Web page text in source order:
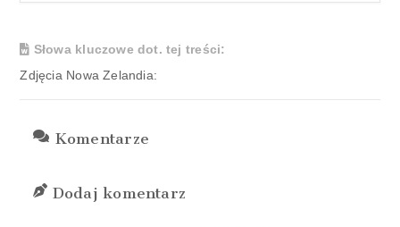
Słowa kluczowe dot. tej treści:
Zdjęcia Nowa Zelandia:
Komentarze
Dodaj komentarz